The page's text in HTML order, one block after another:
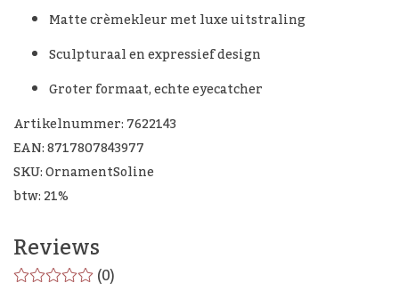
Matte crèmekleur met luxe uitstraling
Sculpturaal en expressief design
Groter formaat, echte eyecatcher
Artikelnummer: 7622143
EAN: 8717807843977
SKU: OrnamentSoline
btw: 21%
Reviews
(0)